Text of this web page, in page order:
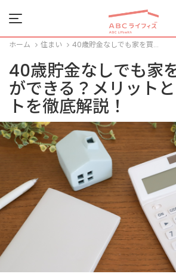
Menu
ホーム 住まい 40歳貯金なしでも家を買...
40歳貯金なしでも家
ができる？メリット
トを徹底解説！